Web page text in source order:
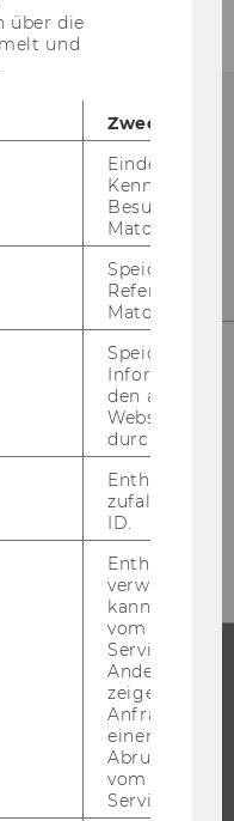
über die
und
Zweck
Eindeutige
Besuchers
Matomo.
Speicherung
Referrers
Matomo.
Speicherung
den aktuellen
durch
Enthält eine
ID.
Enthält ein
verwendet
kann, um
vom AMP-
Service
Andere
zeigen Opt-
Anfrage im
einen Fehler
Abrufen
vom AMP
Service an.